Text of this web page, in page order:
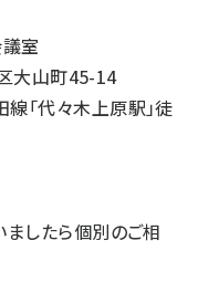
室
山町45-14
「代々木上原駅」徒
ましたら個別のご相